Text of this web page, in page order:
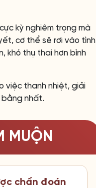
kỳ nghiêm trọng mà
cơ thể sẽ rơi vào tình
khó thụ thai hơn bình
việc thanh nhiệt, giải
nhất.
MUỘN
chẩn đoán